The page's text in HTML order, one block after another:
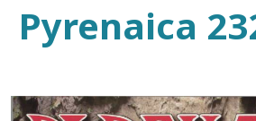
Pyrenaica